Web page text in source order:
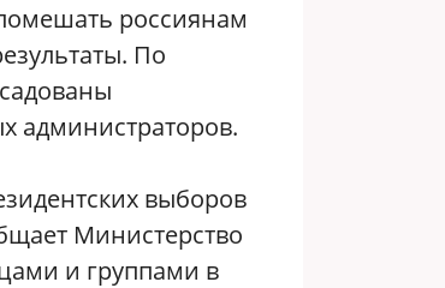
россиянам
По
администраторов.
выборов
Министерство
и группами в